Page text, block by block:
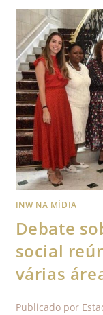
INW NA MÍDIA
Debate
social
várias
Publicado por